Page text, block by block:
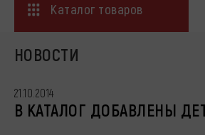
Каталог товаров
НОВОСТИ
21.10.2014
В КАТАЛОГ ДОБАВЛЕНЫ